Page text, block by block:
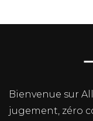
Bienvenue sur
jugement, zéro